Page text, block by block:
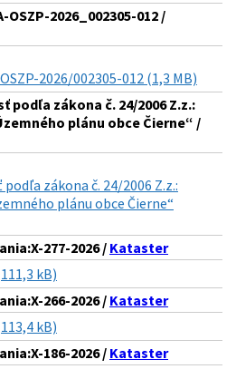
2026_002305-012 /
2026/002305-012 (1,3 MB)
zákona č. 24/2006 Z.z.:
plánu obce Čierne“ /
zákona č. 24/2006 Z.z.:
plánu obce Čierne“
277-2026 / Kataster
kB)
266-2026 / Kataster
kB)
186-2026 / Kataster